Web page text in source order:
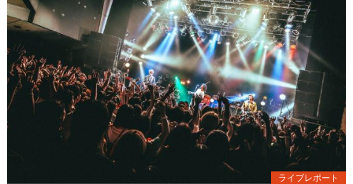
ライブレポート